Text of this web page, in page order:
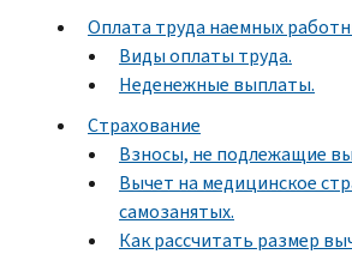
Оплата труда наемных
Виды оплаты труда.
Неденежные выплаты.
Страхование
Взносы, не подлежащие
Вычет на медицинское
самозанятых.
Как рассчитать размер